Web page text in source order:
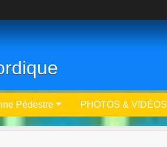
Pédestre PHOTOS & VIDÉOS